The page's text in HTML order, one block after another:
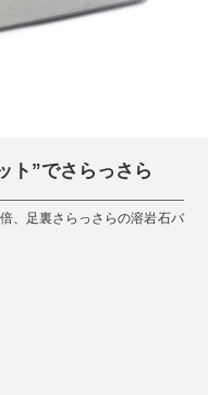
ト”でさらっさら
、足裏さらっさらの溶岩石バ